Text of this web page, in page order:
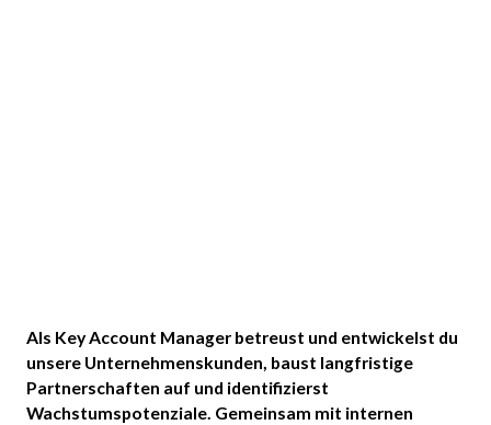
Als Key Account Manager betreust und entwickelst du
unsere Unternehmenskunden, baust langfristige
Partnerschaften auf und identifizierst
Wachstumspotenziale. Gemeinsam mit internen